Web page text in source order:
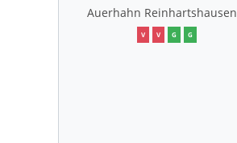
Auerhahn Reinhartshausen
V V G G